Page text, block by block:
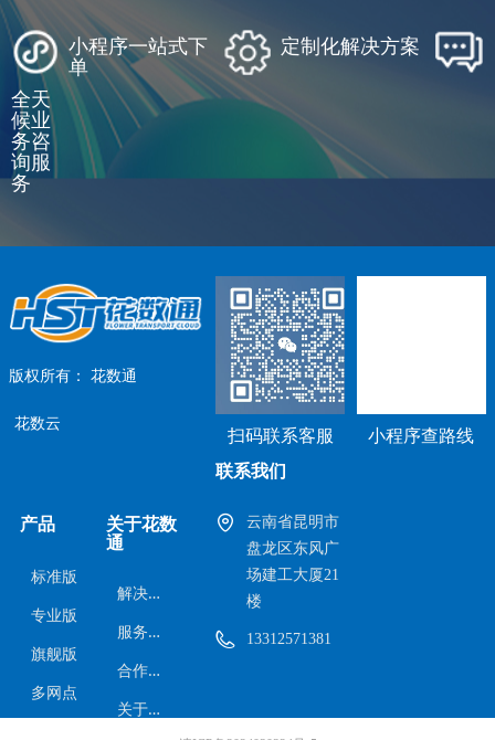
扫码联系客服 小程序查路线
产品
标准版
专业版
旗舰版
多网点
解
决方案
服
务范围
合
作案例
关
于我们
关于花数
通
联系我们
云南省昆明市
盘龙区东风广
场建工大厦21
楼
13312571381
版权所有： 花数通
花数云
小程序一站式下
单
定制化解决方案
全天
候业
务咨
询服
务